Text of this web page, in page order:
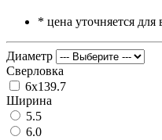
* цена уточняется
Диаметр
Сверловка
6x139.7
Ширина
5.5
6.0